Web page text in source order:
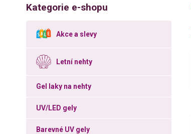
Kategorie e-shopu
Akce a slevy
Letní nehty
Gel laky na nehty
UV/LED gely
Barevné UV gely